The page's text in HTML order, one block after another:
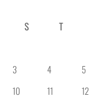
S
T
3
4 5
10
11 12